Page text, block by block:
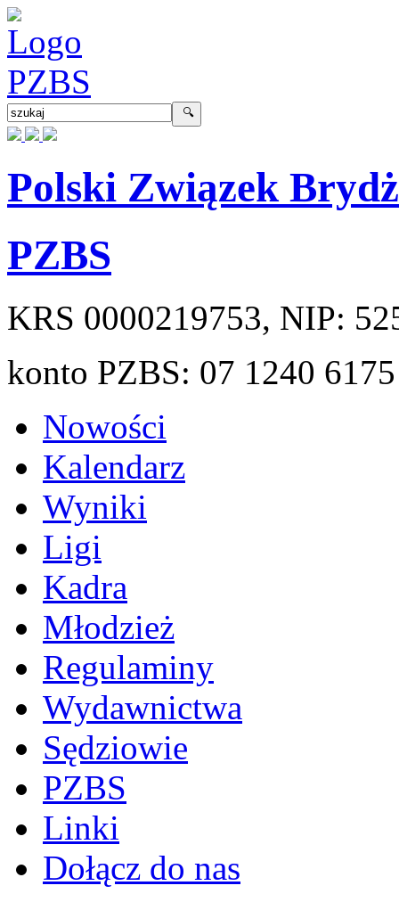
Polski Związek
PZBS
KRS 0000219753, NIP:
konto PZBS: 07 1240
Nowości
Kalendarz
Wyniki
Ligi
Kadra
Młodzież
Regulaminy
Wydawnictwa
Sędziowie
PZBS
Linki
Dołącz do nas